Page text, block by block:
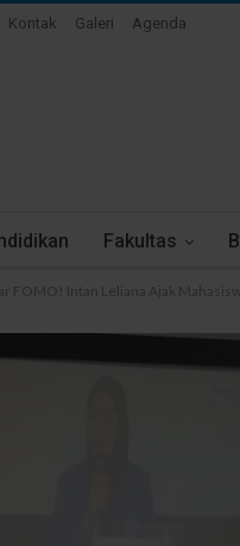
Kontak Galeri Agenda
Fakultas
FOMO! Intan Leliana Ajak